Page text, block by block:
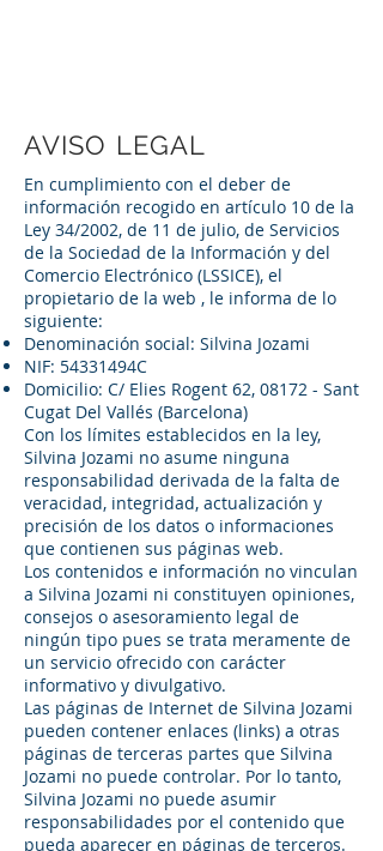
AVISO LEGAL
En cumplimiento con el deber de
información recogido en artículo 10 de la
Ley 34/2002, de 11 de julio, de Servicios
de la Sociedad de la Información y del
Comercio Electrónico (LSSICE), el
propietario de la web , le informa de lo
siguiente:
Denominación social: Silvina Jozami
NIF: 54331494C
Domicilio: C/ Elies Rogent 62, 08172 - Sant
Cugat Del Vallés (Barcelona)
Con los límites establecidos en la ley,
Silvina Jozami no asume ninguna
responsabilidad derivada de la falta de
veracidad, integridad, actualización y
precisión de los datos o informaciones
que contienen sus páginas web.
Los contenidos e información no vinculan
a Silvina Jozami ni constituyen opiniones,
consejos o asesoramiento legal de
ningún tipo pues se trata meramente de
un servicio ofrecido con carácter
informativo y divulgativo.
Las páginas de Internet de Silvina Jozami
pueden contener enlaces (links) a otras
páginas de terceras partes que Silvina
Jozami no puede controlar. Por lo tanto,
Silvina Jozami no puede asumir
responsabilidades por el contenido que
pueda aparecer en páginas de terceros.